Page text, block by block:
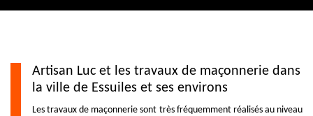
Artisan Luc et les travaux de maçonnerie dans
la ville de Essuiles et ses environs
Les travaux de maçonnerie sont très fréquemment réalisés au niveau